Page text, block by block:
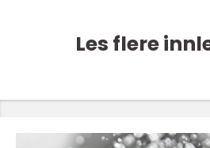
Les flere